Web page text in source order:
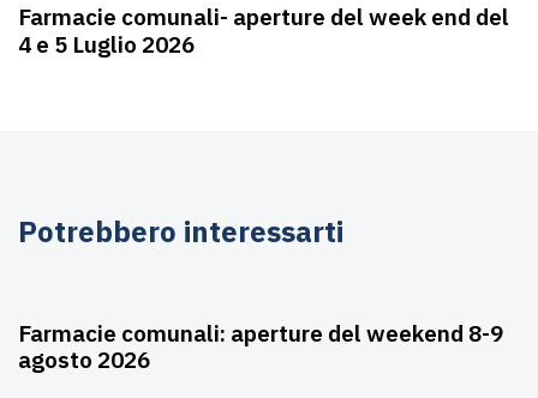
Farmacie comunali- aperture del week end del
4 e 5 Luglio 2026
Potrebbero interessarti
Farmacie comunali: aperture del weekend 8-9
agosto 2026